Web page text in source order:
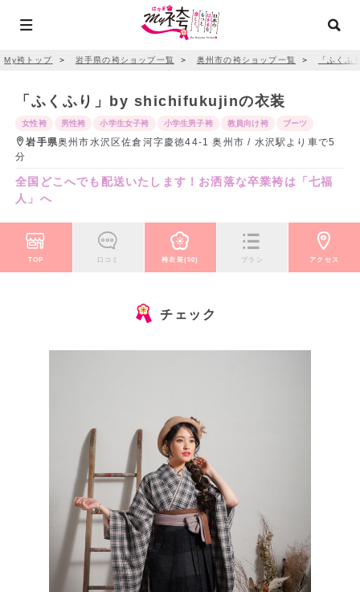
My袴トップ ＞ 岩手県の袴ショップ一覧 ＞ 奥州市の袴ショップ一覧 ＞ 「ふく
「ふくふり」by shichifukujinの衣装
女性袴 男性袴 小学生女子袴 小学生男子袴 教員向け袴 ブーツ
岩手県奥州市水沢区佐倉河字慶徳44-1 奥州市 / 水沢駅より車で5
分
全国どこへでも配送いたします！お洒落な卒業袴は「七福
人」へ
TOP 口コミ 袴衣装(50) プラン アクセス
チェック